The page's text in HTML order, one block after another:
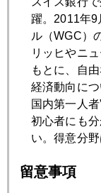
じ、再び２０の警
人民元、ＶＩＸ、
した。
市場には今更５月
緊迫感が漂う。
明日、フジテレビ
躍。2011年9
ル（WGC）
リッヒやニ
もとに、自
経済動向に
国内第一人
初心者にも
い。得意分
留意事項